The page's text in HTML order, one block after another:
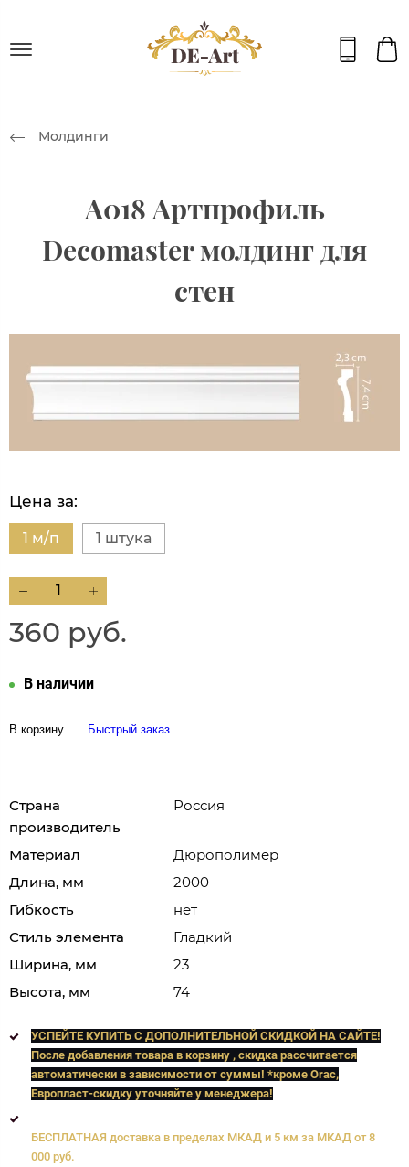
Молдинги
А018 Артпрофиль
Decomaster молдинг для
стен
Цена за:
1 м/п 1 штука
360 руб.
В наличии
В корзину Быстрый заказ
Страна
производитель
Россия
Материал
Дюрополимер
Длина, мм
2000
Гибкость
нет
Стиль элемента
Гладкий
Ширина, мм
23
Высота, мм
74
УСПЕЙТЕ КУПИТЬ C ДОПОЛНИТЕЛЬНОЙ СКИДКОЙ НА САЙТЕ!
После добавления товара в корзину , скидка рассчитается
автоматически в зависимости от суммы! *кроме Orac,
Европласт-скидку уточняйте у менеджера!
БЕСПЛАТНАЯ доставка в пределах МКАД и 5 км за МКАД от 8
000 руб.